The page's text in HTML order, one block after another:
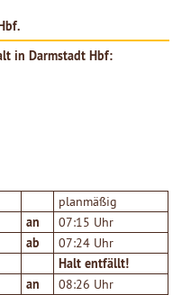
in Darmstadt Hbf:
planmäßig
an
07:15 Uhr
ab 07:24 Uhr
Halt entfällt!
an
08:26 Uhr